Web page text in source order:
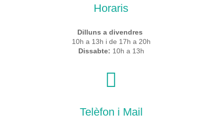
Horaris
Dilluns a divendres
10h a 13h i de 17h a 20h
Dissabte: 10h a 13h
Telèfon i Mail